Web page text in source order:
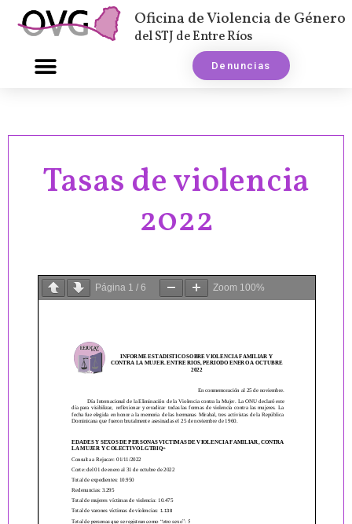
Oficina de Violencia de Género
del STJ de Entre Ríos
Denuncias
Tasas de violencia
2022
Página 1 / 6 Zoom 100%